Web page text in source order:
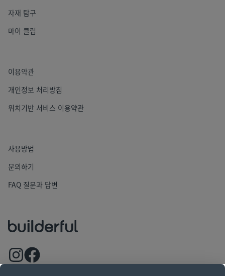
자재 탐구
마이 클립
이용약관
개인정보 처리방침
위치기반 서비스 이용약관
사용방법
문의하기
FAQ 질문과 답변